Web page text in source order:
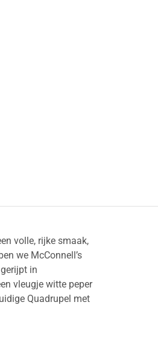
volle, rijke smaak,
we McConnell’s
in
vleugje witte peper
Quadrupel met